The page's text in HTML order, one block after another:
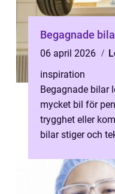
Begagnade
06 april 2026
inspiration
Begagnade bilar
mycket bil för
trygghet eller
bilar stiger och